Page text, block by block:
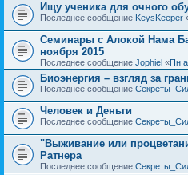
Ищу ученика для очного
Последнее сообщение KeysKeeper
Семинары с Алокой Нама
ноября 2015
Последнее сообщение Jophiel «Пн
Биоэнергия – взгляд за
Последнее сообщение
Человек и Деньги
Последнее сообщение
"Выживание или
Ратнера
Последнее сообщение